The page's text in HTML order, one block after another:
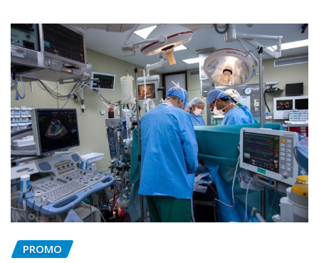
PROMO